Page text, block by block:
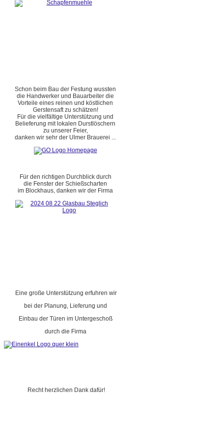
Schon beim Bau der Festung wussten
die Handwerker und Bauarbeiter die
Vorteile eines reinen und köstlichen
Gerstensaft zu schätzen!
Für die vielfältige Unterstützung und
Belieferung mit lokalen Durstlöschern
zu unserer Feier,
danken wir sehr der Ulmer Brauerei ...
Für den richtigen Durchblick durch
die Fenster der Schießscharten
im Blockhaus, danken wir der Firma
Eine große Unterstützung erfuhren wir
bei der Planung, Lieferung und
Einbau der Türen im Untergeschoß
durch die Firma
Recht herzlichen Dank dafür!